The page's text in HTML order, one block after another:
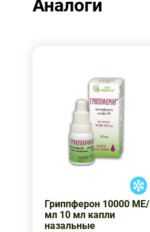
Аналоги
Гриппферон 10000 МЕ/
мл 10 мл капли
назальные